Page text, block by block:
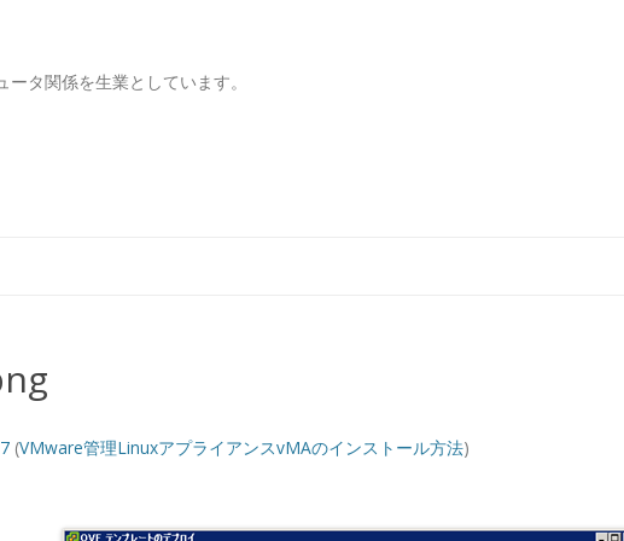
タ関係を生業としています。
(VMware管理LinuxアプライアンスvMAのインストール方法)